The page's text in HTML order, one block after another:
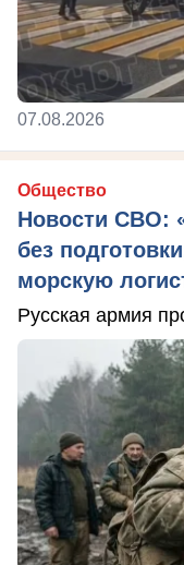
07.08.2026
Общество
Новости СВО:
без
морскую
Русская армия